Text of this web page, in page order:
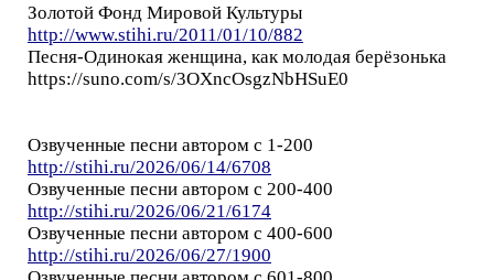
Золотой Фонд Мировой Культуры
http://www.stihi.ru/2011/01/10/882
Песня-Одинокая женщина, как молодая берёзoнька
https://suno.com/s/3OXncOsgzNbHSuE0
Озвученные песни автором с 1-200
http://stihi.ru/2026/06/14/6708
Озвученные песни автором с 200-400
http://stihi.ru/2026/06/21/6174
Озвученные песни автором с 400-600
http://stihi.ru/2026/06/27/1900